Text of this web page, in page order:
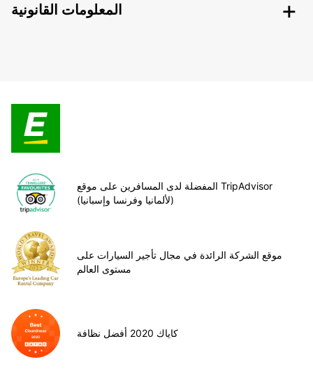
المعلومات القانونية
المفضلة لدى المسافرين على موقع TripAdvisor
(لألمانيا وفرنسا وإسبانيا)
موقع الشركة الرائدة في مجال تأجير السيارات على
مستوى العالم
كاياك 2020 أفضل نظافة